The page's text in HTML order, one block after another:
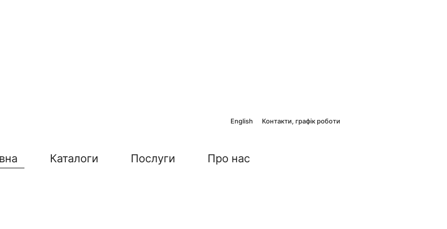
English Контакти, графік роботи
Каталоги Послуги Про нас